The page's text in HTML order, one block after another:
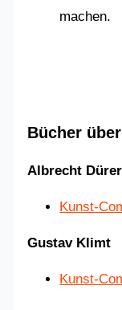
machen.
Bücher
Albrecht Dürer
Kunst-
Gustav Klimt
Kunst-